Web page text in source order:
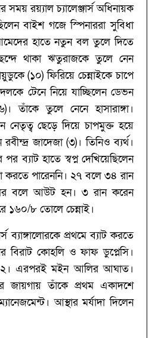
রয়্যাল চ্যালেঞ্জার্স অধিনায়ক
বাইশ গজে স্পিনাররা সুবিধা
হাতে নতুন বল তুলে দিতে
ছন্দে থাকা ঋতুরাজকে তুলে নেন
(১০) ফিরিয়ে চেন্নাইকে চাপে
টেনে নিয়ে যাচ্ছিলেন ডেভন
তুলে নেনে হাসারাঙ্গা।
ছেড়ে দিয়ে চাপমুক্ত হয়ে
জাদেজা (৩)। তিনিও ব্যর্থ।
ব্যাট হাতে স্বপ্ন দেখিয়েছিলেন
করতে পারেননি। ২৭ বলে ৩৪ রান
বলে আউট হন। ৩ রান করেন
১৬০/‌৮ তোলে চেন্নাই।
ব্যাঙ্গালোরকে প্রথমে ব্যাট করতে
বিরাট কোহলি ও ফাফ ডুপ্লেসি।
এরপরই মইন আলির আঘাত।
জায়গায় তাঁকে প্রথম একাদশে
আস্থার মর্যাদা দিলেন